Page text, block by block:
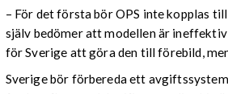
– För det första bör OPS inte kopplas
själv bedömer att modellen är
för Sverige att göra den till förebild,
Sverige bör förbereda ett